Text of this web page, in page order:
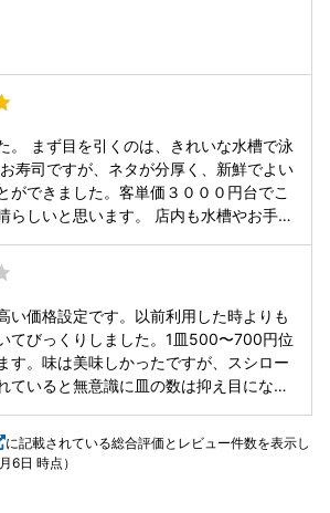
。 まず目を引くのは、きれいな水槽で泳
寿司ですが、ネタが分厚く、新鮮でよい
ができました。客単価３０００円台でこ
らしいと思います。 店内も水槽やお手洗
した。 競合他社の力丸と同じで姫路に本
庫県の回転すしチェーンのレベルの高さ
ひお伺いしたいです。
い価格設定です。以前利用した時よりも
てびっくりしました。1皿500〜700円位
す。味は美味しかったですが、スシロー
ていると無意識に皿の数は抑え目になり
に記載されている総合評価とレビュー件数を表示し
6日 時点）